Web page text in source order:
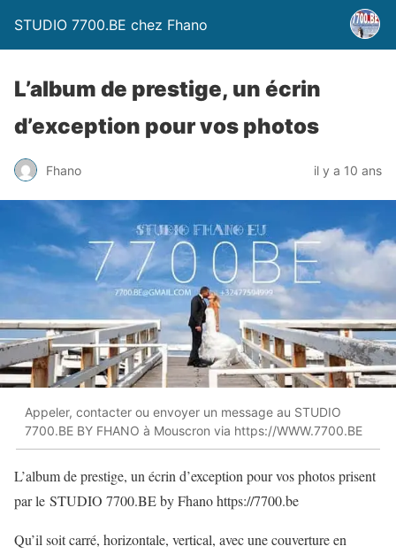
STUDIO 7700.BE chez Fhano
L’album de prestige, un écrin
d’exception pour vos photos
Fhano il y a 10 ans
Appeler, contacter ou envoyer un message au STUDIO
7700.BE BY FHANO à Mouscron via https://WWW.7700.BE
L’album de prestige, un écrin d’exception pour vos photos prisent
par le STUDIO 7700.BE by Fhano https://7700.be
Qu’il soit carré, horizontale, vertical, avec une couverture en